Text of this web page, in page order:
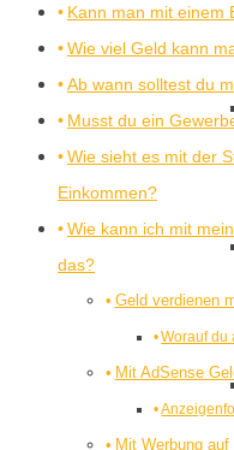
Kann man mit einem
Wie viel Geld kann
Ab wann solltest du
Musst du ein
Wie sieht es mit der
Einkommen?
Wie kann ich mit
das?
Geld verdienen
Worauf du
Mit AdSense
Mit Werbung